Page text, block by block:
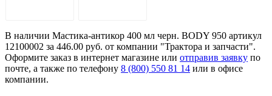
В наличии Мастика-антикор 400 мл черн. BODY 950 артикул
12100002 за 446.00 руб. от компании "Трактора и запчасти".
Оформите заказ в интернет магазине или отправив заявку по
почте, а также по телефону 8 (800) 550 81 14 или в офисе
компании.